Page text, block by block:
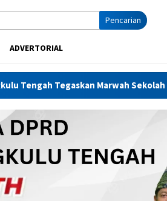
Pencarian
ADVERTORIAL
Marwah Sekolah Harus Dijaga